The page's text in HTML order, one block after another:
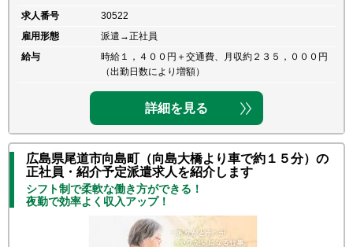
求人番号
30522
雇用形態
派遣→正社員
給与
時給１，４００円＋交通費、月収約２３５，０００円
（出勤日数により増額）
詳細を見る
広島県尾道市向島町（向島大橋より車で約１５分）の
正社員・紹介予定派遣求人を紹介します
シフト制で柔軟な働き方ができる！
夜勤で効率よく収入アップ！